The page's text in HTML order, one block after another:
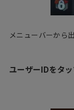
メニューバーから
ユーザーIDをタ